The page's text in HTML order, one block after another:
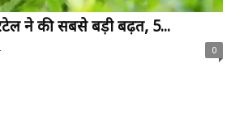
ने की सबसे बड़ी बढ़त, 5...
0